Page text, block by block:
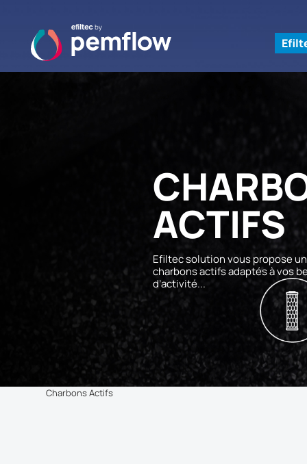
ACTIFS
Efiltec solution vous propose
charbons actifs adaptés à vos
d’activité...
Charbons Actifs